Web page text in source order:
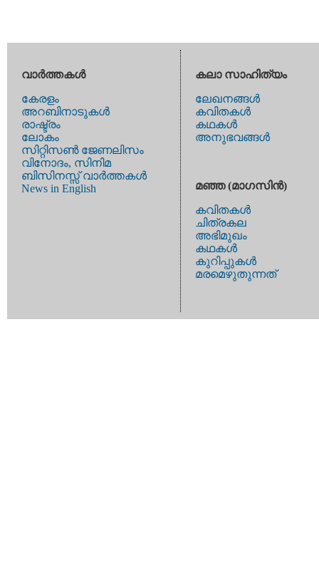
വാര്‍ത്തകള്‍
കേരളം
അറബിനാടുകള്‍
രാഷ്ട്രം
ലോകം
സിറ്റിസണ്‍ ജേണലിസം
വിനോദം, സിനിമ
ബിസിനസ്സ് വാര്‍ത്തകള്‍
News in English
കലാ സാഹിത്യം
ലേഖനങ്ങള്‍
കവിതകള്‍
കഥകള്‍
അനുഭവങ്ങള്‍
മഞ്ഞ (മാഗസിന്‍)
കവിതകള്‍
ചിത്രകല
അഭിമുഖം
കഥകള്‍
കുറിപ്പുകള്‍
മരമെഴുതുന്നത്